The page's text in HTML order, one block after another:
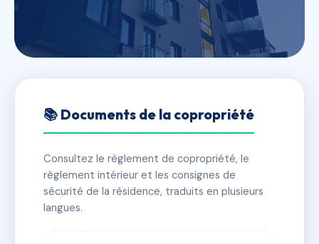
GRAND AIR
✓ Immatriculée 🏠 58 lots 🏗 1 bâtiment(s)
📞 Contacter Syndic Digital
📚 Documents de la copropriété
Consultez le règlement de copropriété, le
règlement intérieur et les consignes de
sécurité de la résidence, traduits en plusieurs
langues.